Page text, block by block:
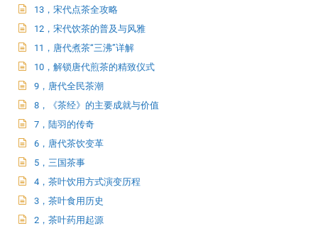
13，宋代点茶全攻略
12，宋代饮茶的普及与风雅
11，唐代煮茶“三沸”详解
10，解锁唐代煎茶的精致仪式
9，唐代全民茶潮
8，《茶经》的主要成就与价值
7，陆羽的传奇
6，唐代茶饮变革
5，三国茶事
4，茶叶饮用方式演变历程
3，茶叶食用历史
2，茶叶药用起源